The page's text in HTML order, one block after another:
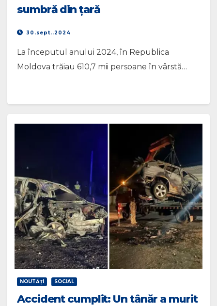
sumbră din țară
30.sept..2024
La începutul anului 2024, în Republica
Moldova trăiau 610,7 mii persoane în vârstă…
NOUTĂŢI SOCIAL
Accident cumplit: Un tânăr a murit